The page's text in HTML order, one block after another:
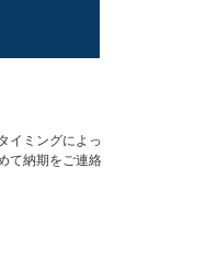
イミングによっ
て納期をご連絡